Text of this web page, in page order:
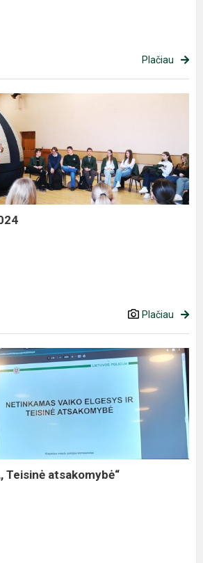
Plačiau
Plačiau
Teisinė atsakomybė“